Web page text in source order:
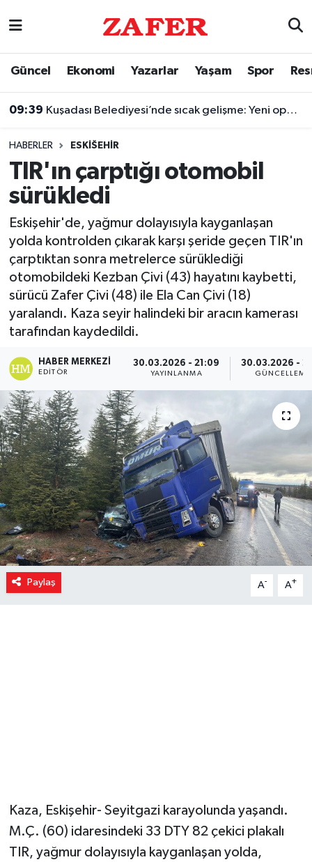
Güncel Ekonomi Yazarlar Yaşam Spor
09:39 Kuşadası Belediyesi’nde sıcak gelişme: Yeni operasyon düzenlendi
HABERLER ESKIŠEHIR
TIR'ın çarptığı otomobil
sürükledi
Eskişehir'de, yağmur dolayısıyla kayganlaşan
yolda kontrolden çıkarak karşı şeride geçen TIR'ın
çarptıktan sonra metrelerce sürüklediği
otomobildeki Kezban Çivi (43) hayatını kaybetti,
sürücü Zafer Çivi (48) ile Ela Can Çivi (18)
yaralandı. Kaza seyir halindeki bir aracın kamerası
tarafından kaydedildi.
HABER MERKEZI
EDITÖR
30.03.2026 - 21:09
YAYINLANMA
30.03.2026 -
GÜNCELLEME
Paylaş A- A+
Kaza, Eskişehir- Seyitgazi karayolunda yaşandı.
M.Ç. (60) idaresindeki 33 DTY 82 çekici plakalı
TIR, yağmur dolayısıyla kayganlaşan yolda,
Nöbetçi Eczaneler
Trafik Durumu
Süper Lig Puan Durumu ve Fikstür
Tüm Manşetler
Son Dakika Haberleri
Haber Arşivi